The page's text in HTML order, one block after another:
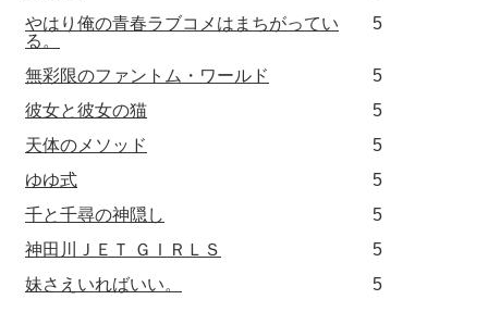
やはり俺の青春ラブコメはまちがってい
る。
5
無彩限のファントム・ワールド
5
彼女と彼女の猫
5
天体のメソッド
5
ゆゆ式
5
千と千尋の神隠し
5
神田川ＪＥＴ ＧＩＲＬＳ
5
妹さえいればいい。
5